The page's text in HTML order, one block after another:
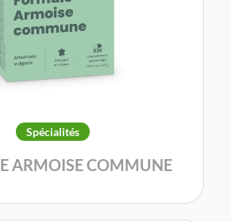
Spécialités
ARMOISE COMMUNE